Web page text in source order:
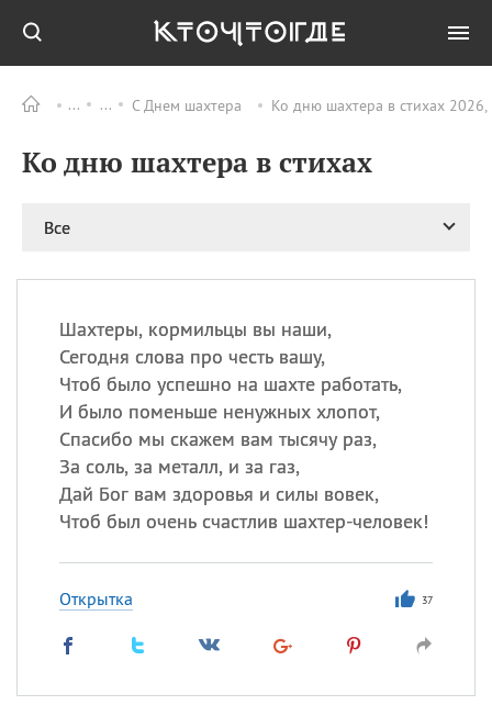
С Днем шахтера Ко дню шахтера в стихах 2026,
Ко дню шахтера в стихах
Все
Шахтеры, кормильцы вы наши,
Сегодня слова про честь вашу,
Чтоб было успешно на шахте работать,
И было поменьше ненужных хлопот,
Спасибо мы скажем вам тысячу раз,
За соль, за металл, и за газ,
Дай Бог вам здоровья и силы вовек,
Чтоб был очень счастлив шахтер-человек!
Открытка 37
ПРАЗДНИКИ Все
06.08 Преображение
Бориса и Глеба, во
Романа и Давида
07.08 День ассирийских
мучеников
07.08 Национальный день
маяка
07.08
Годовщина битвы при
Бояка
ИМЕНА
Все
Сегодня празднуют именины
,Еще